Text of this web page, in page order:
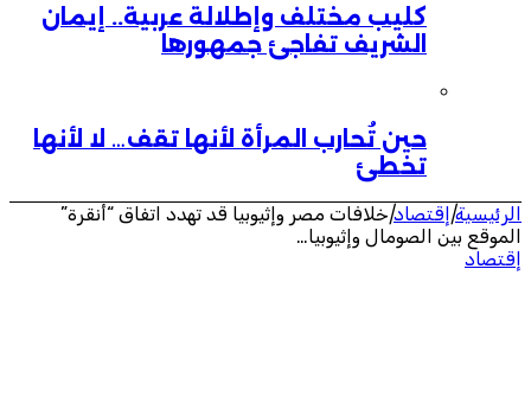
كليب مختلف وإطلالة عربية.. إيمان
الشريف تفاجئ جمهورها
حين تُحارب المرأة لأنها تقف… لا لأنها
تخطئ
الرئيسية| إقتصاد|خلافات مصر وإثيوبيا قد تهدد اتفاق “أنقرة”
الموقع بين الصومال وإثيوبيا…
إقتصاد